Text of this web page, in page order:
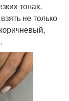
тонах.
не только